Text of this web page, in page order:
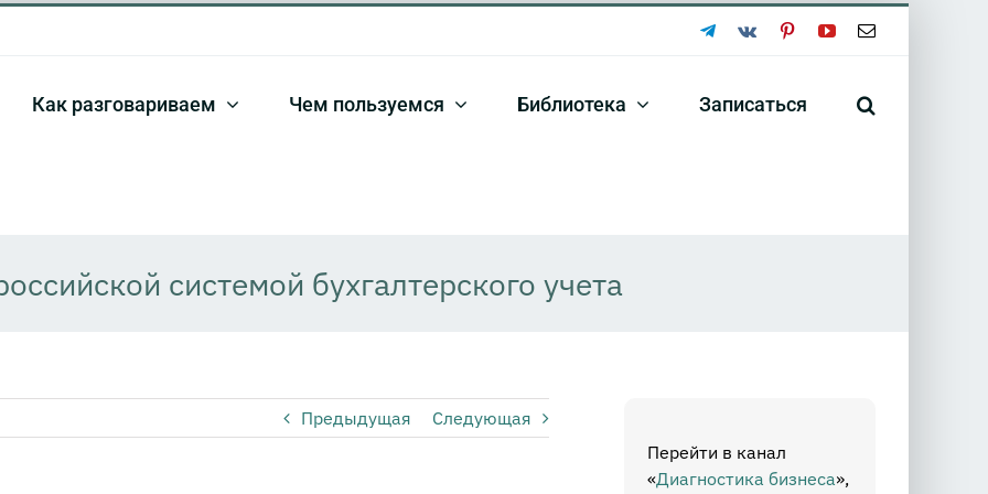
Telegram
Vk PinterestYouTubeEmail
Как разговариваем Чем пользуемся Библиотека Записаться
системой бухгалтерского учета
Предыдущая Следующая
Перейти в канал
«Диагностика бизнеса»,